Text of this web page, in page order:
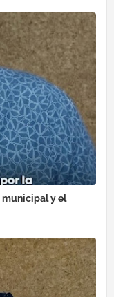
municipal y el